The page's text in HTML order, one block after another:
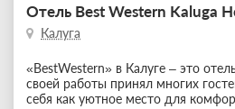
Отель Best Western Kaluga
Калуга
«BestWestern» в Калуге – это
своей работы принял многих
себя как уютное место для